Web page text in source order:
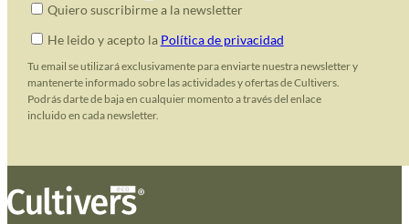
Quiero suscribirme a la newsletter
He leido y acepto la Política de privacidad
Tu email se utilizará exclusivamente para enviarte nuestra newsletter y
mantenerte informado sobre las actividades y ofertas de Cultivers.
Podrás darte de baja en cualquier momento a través del enlace
incluido en cada newsletter.